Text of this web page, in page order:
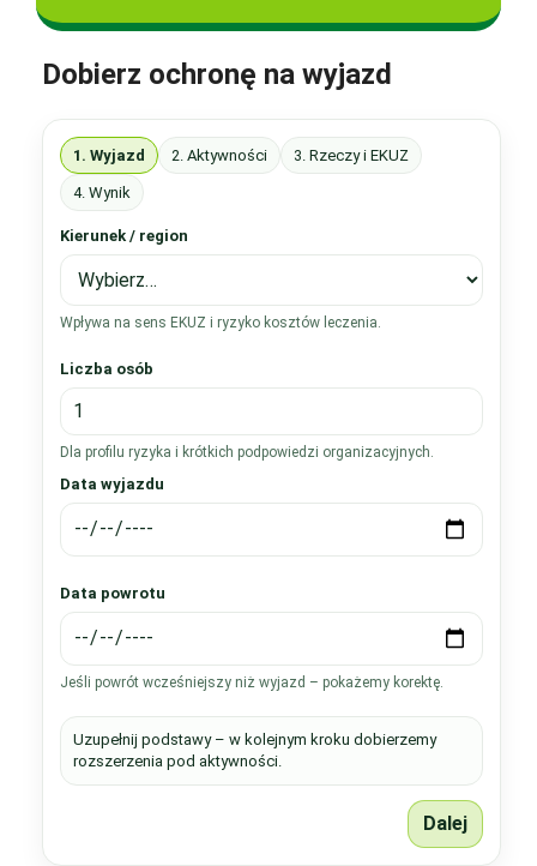
Dobierz ochronę na wyjazd
1. Wyjazd 2. Aktywności 3. Rzeczy i EKUZ
4. Wynik
Kierunek / region
Wpływa na sens EKUZ i ryzyko kosztów leczenia.
Liczba osób
Dla profilu ryzyka i krótkich podpowiedzi organizacyjnych.
Data wyjazdu
Data powrotu
Jeśli powrót wcześniejszy niż wyjazd – pokażemy korektę.
Uzupełnij podstawy – w kolejnym kroku dobierzemy
rozszerzenia pod aktywności.
Dalej